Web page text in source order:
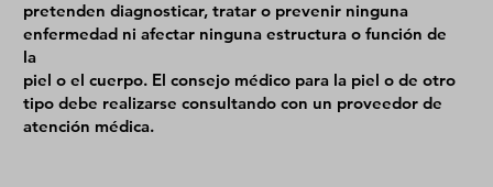
pretenden diagnosticar, tratar o prevenir ninguna
enfermedad ni afectar ninguna estructura o función de
la
piel o el cuerpo. El consejo médico para la piel o de otro
tipo debe realizarse consultando con un proveedor de
atención médica.